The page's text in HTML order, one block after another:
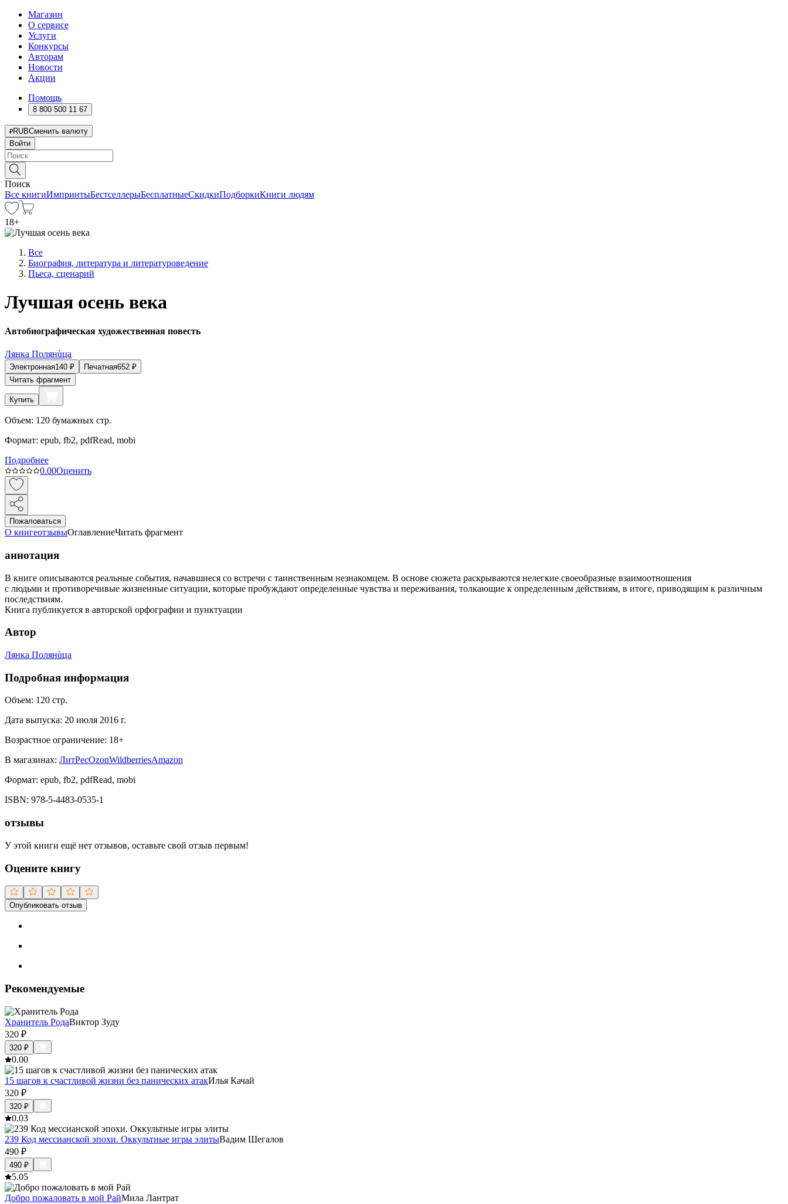
Магазин
О сервисе
Услуги
Конкурсы
Авторам
Новости
Акции
Помощь
8 800 500 11 67
RUBСменить валюту
Войти
Поиск
Все книгиИмпринтыБестселлерыБесплатныеСкидкиПодборкиКниги людям
18+
Все
Биография, литература и литературоведение
Пьеса, сценарий
Лучшая осень века
Автобиографическая художественная повесть
Лянка Полянùца
Электронная140 ₽ Печатная652 ₽
Читать фрагмент
Купить
Объем: 120 бумажных стр.
Формат: epub, fb2, pdfRead, mobi
Подробнее
0.00Оценить
Пожаловаться
О книгеотзывыОглавлениеЧитать фрагмент
аннотация
В книге описываются реальные события, начавшиеся со встречи с таинственным незнакомцем. В основе сюжета раскрываются нелегкие своеобразные взаимоотношения
с людьми и противоречивые жизненные ситуации, которые пробуждают определенные чувства и переживания, толкающие к определенным действиям, в итоге, приводящим к различным
последствиям.
Книга публикуется в авторской орфографии и пунктуации
Автор
Лянка Полянùца
Подробная информация
Объем: 120 стр.
Дата выпуска: 20 июля 2016 г.
Возрастное ограничение: 18+
В магазинах: ЛитРесOzonWildberriesAmazon
Формат: epub, fb2, pdfRead, mobi
ISBN: 978-5-4483-0535-1
отзывы
У этой книги ещё нет отзывов, оставьте свой отзыв первым!
Оцените книгу
Опубликовать отзыв
Рекомендуемые
Хранитель РодаВиктор Зуду
320 ₽
320 ₽
0.00
15 шагов к счастливой жизни без панических атакИлья Качай
320 ₽
320 ₽
0.03
239 Код мессианской эпохи. Оккультные игры элитыВадим Шегалов
490 ₽
490 ₽
5.05
Добро пожаловать в мой РайМила Лантрат